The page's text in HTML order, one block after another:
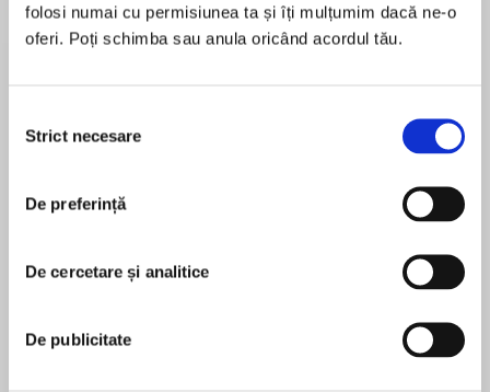
folosi numai cu permisiunea ta și îți mulțumim dacă ne-o
oferi. Poți schimba sau anula oricând acordul tău.
consimțământului
Strict necesare
De preferință
De cercetare și analitice
De publicitate
sociale de la Marcus Aurelius până la moartea
lui Constantin cel Mare.“ — PETER BROWN
„Nimeni nu a influențat cu mai mare autoritate
studiul Antichității postclasice europene decât
Peter Brown. El a dat lumii academice
În acest moment nu există recenzii